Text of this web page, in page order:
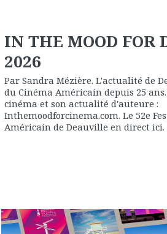
IN THE MOOD FOR
2026
Par Sandra Mézière. L'actualité de
du Cinéma Américain depuis 25
cinéma et son actualité d'auteure :
Inthemoodforcinema.com. Le 52e
Américain de Deauville en direct ici.